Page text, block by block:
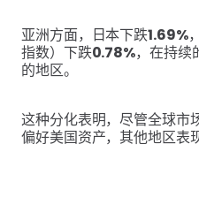
亚洲方面，日本下跌1.69%
指数）下跌0.78%，在持续
的地区。
这种分化表明，尽管全球市
偏好美国资产，其他地区表